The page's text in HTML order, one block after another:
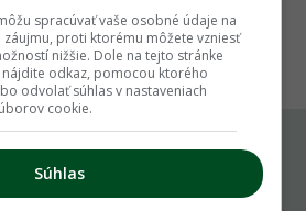
1
spracúvať vaše osobné údaje na
proti ktorému môžete vzniesť
nižšie. Dole na tejto stránke
odkaz, pomocou ktorého
odvolať súhlas v nastaveniach
cookie.
Súhlas